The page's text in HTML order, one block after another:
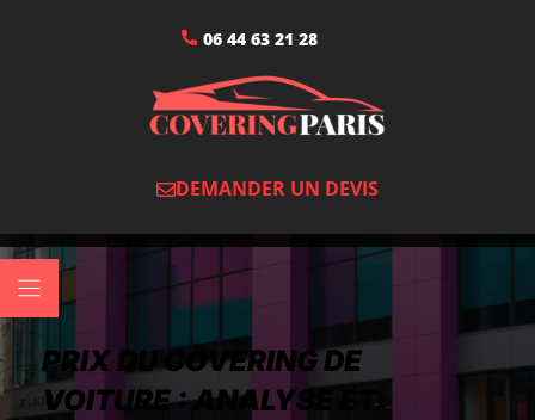
06 44 63 21 28
DEMANDER UN DEVIS
PRIX DU COVERING DE
VOITURE : ANALYSE ET